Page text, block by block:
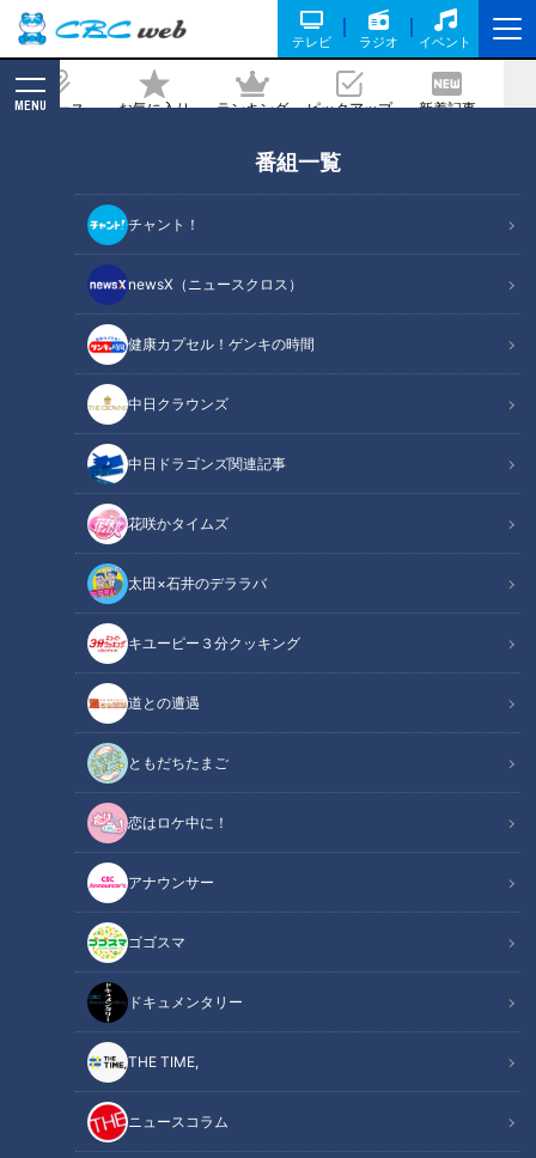
テレビ ラジオ イベント
ニュース お気に入り ランキング ピックアップ 新着記事
MENU
番組一覧
チャント！
newsX（ニュースクロス）
健康カプセル！ゲンキの時間
中日クラウンズ
中日ドラゴンズ関連記事
花咲かタイムズ
太田×石井のデララバ
キユーピー３分クッキング
道との遭遇
ともだちたまご
恋はロケ中に！
アナウンサー
ゴゴスマ
ドキュメンタリー
THE TIME,
ニュースコラム
【キユーピー３分クッキング】
2025/07/29 18:00
CBCテレビ：画像『キユーピー3分クッキング』
キユーピー３分クッキング
レシピ紹介
かつおを漬けにして、野菜と一緒に食べる手巻きサラダ。リー
フレタスは、サンチュやグリーンカールなど好みで選びましょ
う。（講師：こてらみや先生／キユーピー３分クッキング ）
関連リンク
材料（2人分）
作り方
オススメ関連コンテンツ